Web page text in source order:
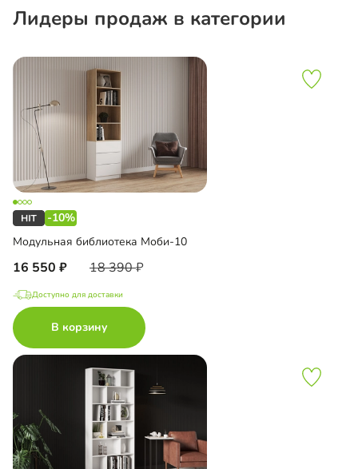
Лидеры продаж в категории
-10%
Модульная библиотека Моби-10
16 550 18 390
Доступно для доставки
В корзину